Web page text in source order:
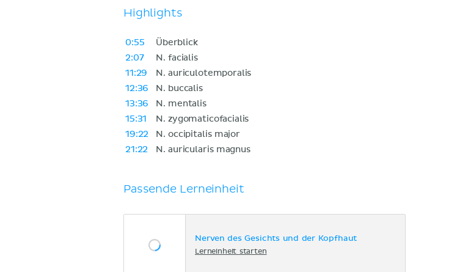
Highlights
0:55
Überblick
2:07
N. facialis
11:29
N. auriculotemporalis
12:36
N. buccalis
13:36
N. mentalis
15:31
N. zygomaticofacialis
19:22
N. occipitalis major
21:22
N. auricularis magnus
Passende Lerneinheit
Nerven des Gesichts und der Kopfhaut
Lerneinheit starten